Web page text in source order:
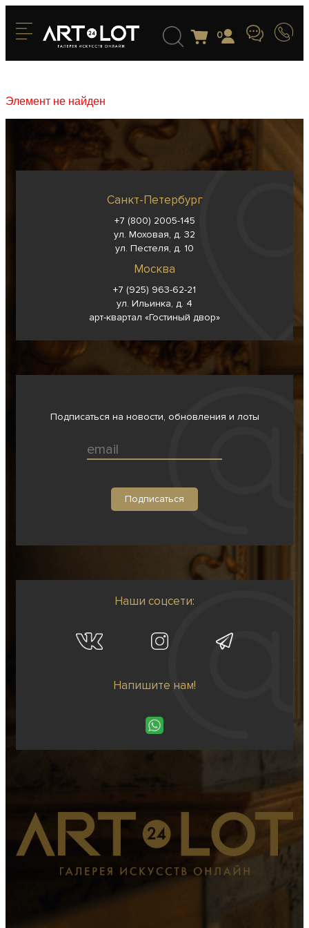
0
Элемент не найден
Санкт-Петербург
+7 (800) 2005-145
ул. Моховая, д. 32
ул. Пестеля, д. 10
Москва
+7 (925) 963-62-21
ул. Ильинка, д. 4
арт-квартал «Гостиный двор»
Подписаться на новости, обновления и лоты
Наши соцсети:
Напишите нам!